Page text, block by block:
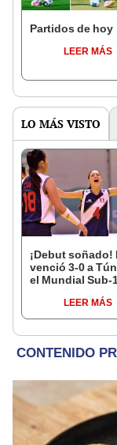
Partidos de hoy
LEER MÁS
LO MÁS VISTO
¡Debut soñado!
venció 3-0 a
el Mundial Sub-
LEER MÁS